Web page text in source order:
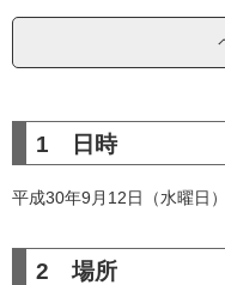
1 日時
平成30年9月12日（水曜日
2 場所